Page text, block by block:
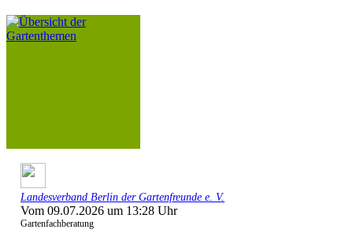
Landesverband Berlin der Gartenfreunde e. V.
Vom 09.07.2026 um 13:28 Uhr
Gartenfachberatung